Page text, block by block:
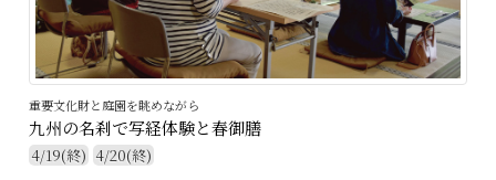
重要文化財と庭園を眺めながら
九州の名刹で写経体験と春御膳
4/19(終) 4/20(終)